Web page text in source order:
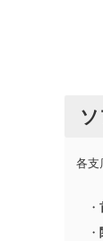
各支
・
・